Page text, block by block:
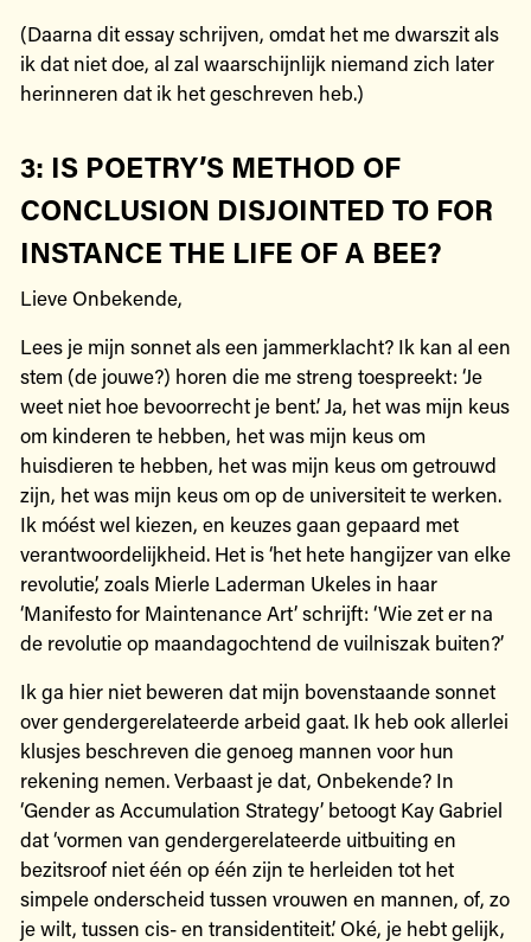
(Daarna dit essay schrijven, omdat het me dwarszit als
ik dat niet doe, al zal waarschijnlijk niemand zich later
herinneren dat ik het geschreven heb.)
3: IS POETRY’S METHOD OF
CONCLUSION DISJOINTED TO FOR
INSTANCE THE LIFE OF A BEE?
Lieve Onbekende,
Lees je mijn sonnet als een jammerklacht? Ik kan al een
stem (de jouwe?) horen die me streng toespreekt: ‘Je
weet niet hoe bevoorrecht je bent.’ Ja, het was mijn keus
om kinderen te hebben, het was mijn keus om
huisdieren te hebben, het was mijn keus om getrouwd
zijn, het was mijn keus om op de universiteit te werken.
Ik móést wel kiezen, en keuzes gaan gepaard met
verantwoordelijkheid. Het is ‘het hete hangijzer van elke
revolutie’, zoals Mierle Laderman Ukeles in haar
‘Manifesto for Maintenance Art’ schrijft: ‘Wie zet er na
de revolutie op maandagochtend de vuilniszak buiten?’
Ik ga hier niet beweren dat mijn bovenstaande sonnet
over gendergerelateerde arbeid gaat. Ik heb ook allerlei
klusjes beschreven die genoeg mannen voor hun
rekening nemen. Verbaast je dat, Onbekende? In
‘Gender as Accumulation Strategy’ betoogt Kay Gabriel
dat ‘vormen van gendergerelateerde uitbuiting en
bezitsroof niet één op één zijn te herleiden tot het
simpele onderscheid tussen vrouwen en mannen, of, zo
je wilt, tussen cis- en transidentiteit.’ Oké, je hebt gelijk,